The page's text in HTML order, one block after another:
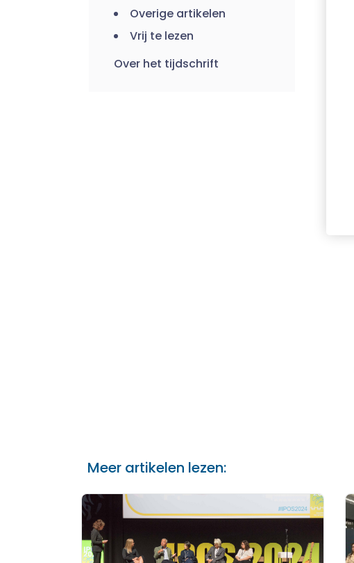
Overige artikelen
Vrij te lezen
Over het tijdschrift
Meer artikelen lezen: